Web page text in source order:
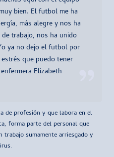
bien. El futbol me ha
más alegre y nos ha
de trabajo, nos ha unido
ya no dejo el futbol por
que puedo tener
Elizabeth
de profesión y que labora en el
forma parte del personal que
trabajo sumamente arriesgado y